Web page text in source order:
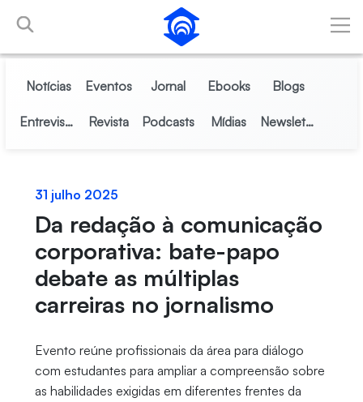
Pular para o Conteúdo principal
Notícias Eventos Jornal Ebooks Blogs
Entrevistas Revista Podcasts Mídias Newsletter
31 julho 2025
Da redação à comunicação
corporativa: bate-papo
debate as múltiplas
carreiras no jornalismo
Evento reúne profissionais da área para diálogo
com estudantes para ampliar a compreensão sobre
as habilidades exigidas em diferentes frentes da